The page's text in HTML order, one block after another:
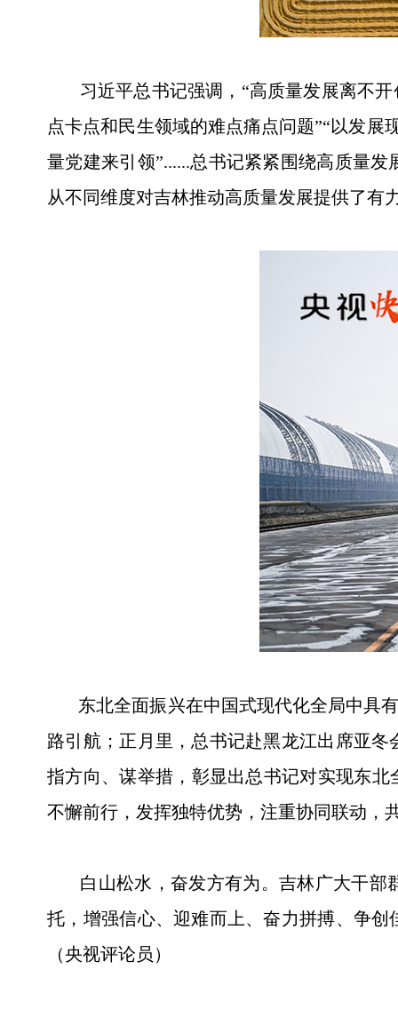
习近平总书记强调，“高质量发展离不开
点卡点和民生领域的难点痛点问题”“以发展
量党建来引领”......总书记紧紧围绕高质量
从不同维度对吉林推动高质量发展提供了有
东北全面振兴在中国式现代化全局中具有
路引航；正月里，总书记赴黑龙江出席亚
指方向、谋举措，彰显出总书记对实现东
不懈前行，发挥独特优势，注重协同联动，
白山松水，奋发方有为。吉林广大干部
托，增强信心、迎难而上、奋力拼搏、争
（央视评论员）